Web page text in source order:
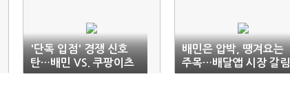
'단독 입점' 경쟁 신호
탄…배민 VS. 쿠팡이츠
격돌 예고
배민은 압박, 땡겨요는
주목…배달앱 시장 갈림
길